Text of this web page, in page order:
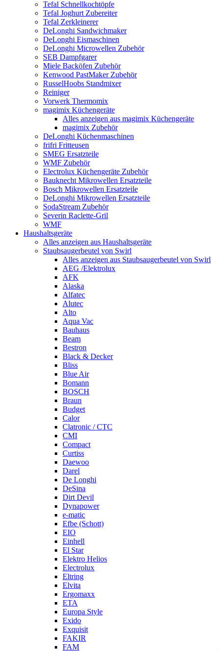
Tefal Schnellkochtöpfe
Tefal Joghurt Zubereiter
Tefal Zerkleinerer
DeLonghi Sandwichmaker
DeLonghi Eismaschinen
DeLonghi Microwellen Zubehör
SEB Dampfgarer
Miele Backöfen Zubehör
Kenwood PastMaker Zubehör
RusselHoobs Standmixer
Reiniger
Vorwerk Thermomix
magimix Küchengeräte
Alles anzeigen aus magimix Küchengeräte
magimix Zubehör
DeLonghi Küchenmaschinen
frifri Fritteusen
SMEG Ersatzteile
WMF Zubehör
Electrolux Küchengeräte Zubehör
Bauknecht Mikrowellen Ersatzteile
Bosch Mikrowellen Ersatzteile
DeLonghi Mikrowellen Ersatzteile
SodaStream Zubehör
Severin Raclette-Gril
WMF
Haushaltsgeräte
Alles anzeigen aus Haushaltsgeräte
Staubsaugerbeutel von Swirl
Alles anzeigen aus Staubsaugerbeutel von Swirl
AEG /Elektrolux
AFK
Alaska
Alfatec
Alutec
Alto
Aqua Vac
Bauhaus
Beam
Bestron
Black & Decker
Bliss
Blue Air
Bomann
BOSCH
Braun
Budget
Calor
Clatronic / CTC
CMI
Compact
Curtiss
Daewoo
Darel
De Longhi
DeSina
Dirt Devil
Dynapower
e-matic
Efbe (Schott)
EIO
Einhell
El Star
Elektro Helios
Electrolux
Eltring
Elvita
Ergomaxx
ETA
Europa Style
Exido
Exquisit
FAKIR
FAM